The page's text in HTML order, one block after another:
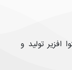
افزیر تولید و